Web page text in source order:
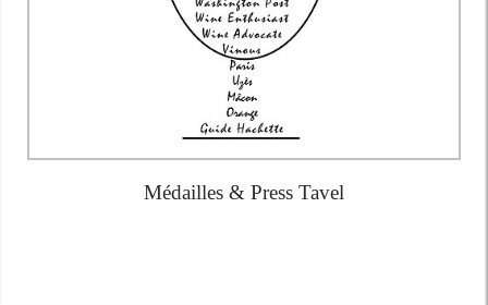
Médailles & Press Tavel